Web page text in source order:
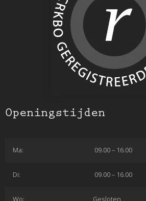
Openingstijden
Ma: 09.00 – 16.00
Di: 09.00 – 16.00
Wo: Gesloten